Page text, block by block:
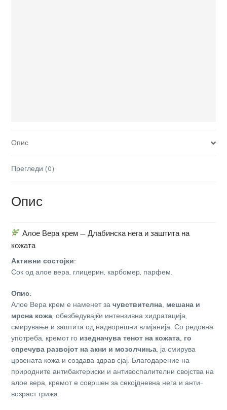
Опис
Прегледи (0)
Опис
Алое Вера крем — Длабинска нега и заштита на
кожата
Активни состојки:
Сок од алое вера, глицерин, карбомер, парфем.
Опис:
Алое Вера крем е наменет зачувствителна, мешана и
мрсна кожа, обезбедувајќи интензивна хидратација,
смирување и заштита од надворешни влијанија. Со редовна
употреба, кремот го изедначува тенот на кожата, го
спречува развојот на акни и мозолчиња, ја смирува
црвената кожа и создава здрав сјај. Благодарение на
природните антибактериски и антивоспалителни својства на
алое вера, кремот е совршен за секојдневна нега и анти-
возраст грижа.